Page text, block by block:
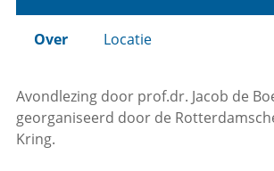
Over Locatie
Avondlezing door prof.dr. Jacob de
georganiseerd door de
Kring.